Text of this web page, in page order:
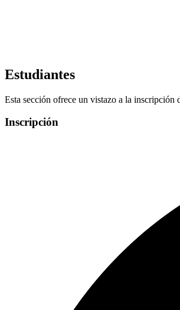
Estudiantes
Esta sección ofrece un vistazo a la inscripción
Inscripción